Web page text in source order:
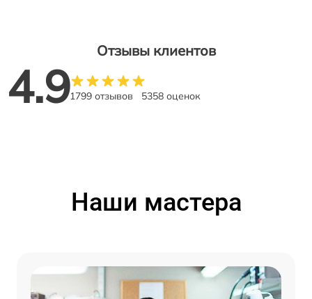
Отзывы клиентов
4.91799 отзывов 5358 оценок
Наши мастера